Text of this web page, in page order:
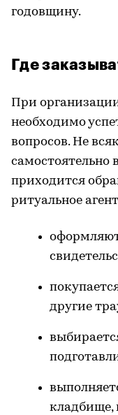
годовщину.
Где
При
необходимо
вопросов. Не
самостоятельно
приходится
ритуальное
другие
кладбище,